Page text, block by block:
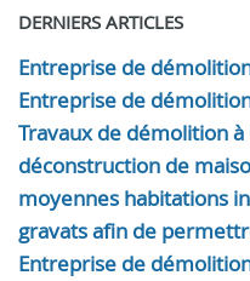
DERNIERS ARTICLES
Entreprise de
Entreprise de
Travaux de démolition
déconstruction de
moyennes habitations
gravats afin de
Entreprise de